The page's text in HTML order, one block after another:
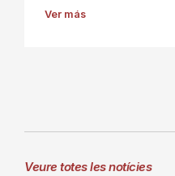
Ver más
Veure totes les notícies